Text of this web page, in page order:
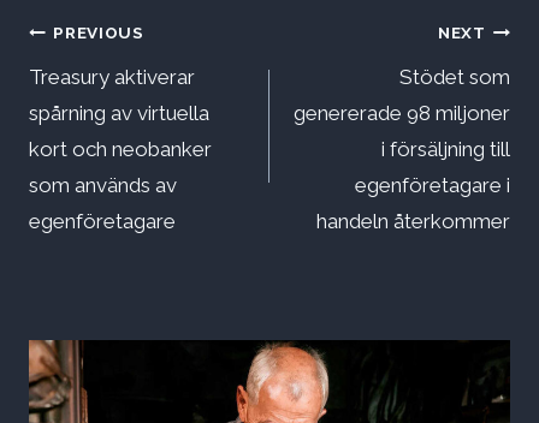
Inläggsnavigering
PREVIOUS
Treasury aktiverar
spårning av virtuella
kort och neobanker
som används av
egenföretagare
NEXT
Stödet som
genererade 98 miljoner
i försäljning till
egenföretagare i
handeln återkommer